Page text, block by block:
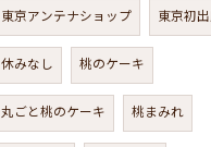
東京アンテナショップ 東京初
休みなし 桃のケーキ
丸ごと桃のケーキ 桃まみれ